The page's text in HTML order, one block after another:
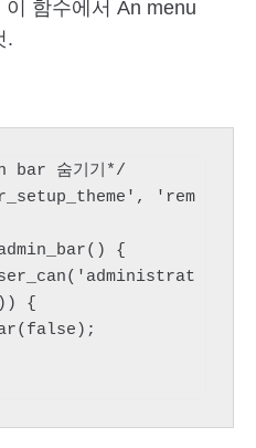
함수에서 Ẩn menu
.
bar 숨기기*/
'rem
{
{